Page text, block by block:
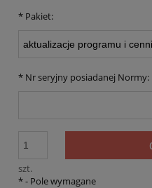
* Pakiet:
* Nr seryjny posiadanej Normy:
szt.
*- Pole wymagane